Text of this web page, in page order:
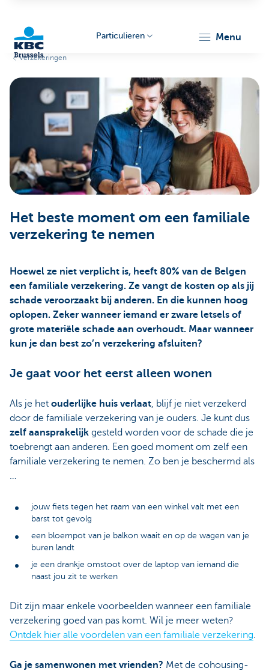
Brussels
Particulieren menu
Verzekeringen
Het beste moment om een familiale
verzekering te nemen
Hoewel ze niet verplicht is, heeft 80% van de Belgen
een familiale verzekering. Ze vangt de kosten op als jij
schade veroorzaakt bij anderen. En die kunnen hoog
oplopen. Zeker wanneer iemand er zware letsels of
grote materiële schade aan overhoudt. Maar wanneer
kun je dan best zo’n verzekering afsluiten?
Je gaat voor het eerst alleen wonen
Als je het ouderlijke huis verlaat, blijf je niet verzekerd
door de familiale verzekering van je ouders. Je kunt dus
zelf aansprakelijk gesteld worden voor de schade die je
toebrengt aan anderen. Een goed moment om zelf een
familiale verzekering te nemen. Zo ben je beschermd als
…
jouw fiets tegen het raam van een winkel valt met een
barst tot gevolg
een bloempot van je balkon waait en op de wagen van je
buren landt
je een drankje omstoot over de laptop van iemand die
naast jou zit te werken
Dit zijn maar enkele voorbeelden wanneer een familiale
verzekering goed van pas komt. Wil je meer weten?
Ontdek hier alle voordelen van een familiale verzekering
Ga je samenwonen met vrienden? Met de cohousing-